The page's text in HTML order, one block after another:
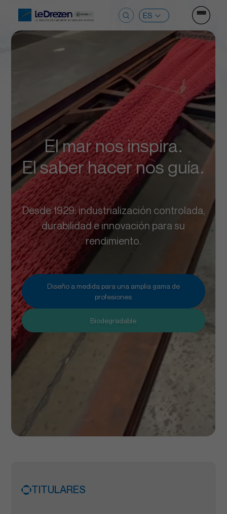
Ouvrir
Buscar:
El mar nos inspira.
El saber hacer nos guía.
Desde 1929: industrialización controlada,
durabilidad e innovación para su
rendimiento.
Diseño a medida para una amplia gama de
profesiones
Biodegradable
TITULARES